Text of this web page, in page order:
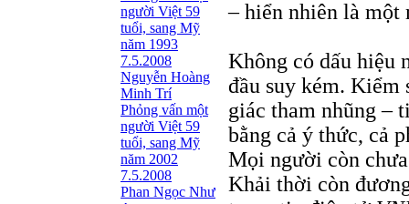
người Việt 59
tuổi, sang Mỹ
năm 1993
7.5.2008
Nguyễn Hoàng
Minh Trí
Phỏng vấn một
người Việt 59
tuổi, sang Mỹ
năm 2002
7.5.2008
Phan Ngọc Như
– hiển nhiên là một
Không có dấu hiệu
đầu suy kém. Kiểm
giác tham nhũng –
bằng cả ý thức, cả
Mọi người còn
Khải thời còn